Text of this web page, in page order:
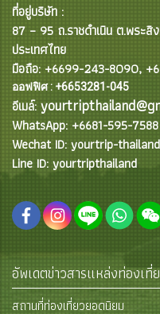
ที่อยู่บริษัท :
87 – 95 ถ.ราชดำเนิน ต.พระสิ
ประเทศไทย
มือถือ: +6699-243-8090,
ออฟฟิศ : +6653281-045
อีเมล์:
WhatsApp: +6681-595-7588
Wechat ID: yourtrip-thailand
Line ID: yourtripthailand
อัพเดตข่าวสารแหล่งท่องเที่
สถานที่ท่องเที่ยวยอดนิยม